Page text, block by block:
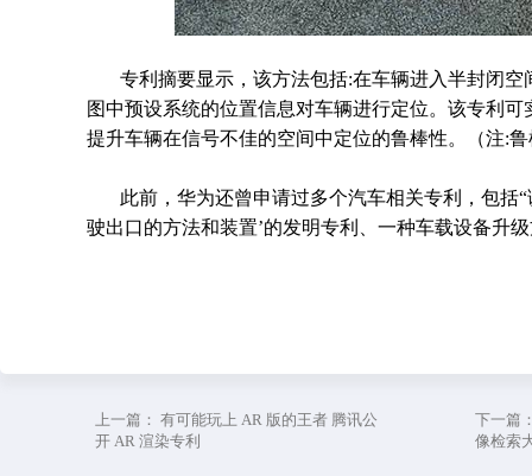
专利摘要显示，该方法包括:在车辆进入半封闭
图中预设系统的位置信息对车辆进行定位。该专利
提升车辆在信号不佳的空间中定位的鲁棒性。（注:
此前，华为还曾申请过多个汽车相关专利，包括
驶出口的方法和装置’的发明专利、一种车载设备升
上一篇： 有可能玩上 AR 版的王者 腾讯公
开 AR 渲染专利
下一篇
像检索